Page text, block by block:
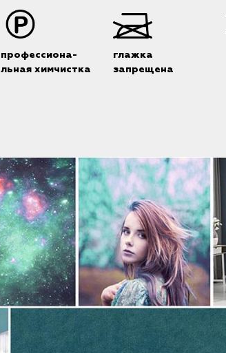
профессиона-
льная химчистка
глажка
запрещена